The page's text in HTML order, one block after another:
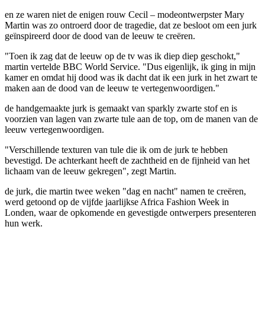
en ze waren niet de enigen rouw Cecil – modeontwerpster Mary
Martin was zo ontroerd door de tragedie, dat ze besloot om een jurk
geïnspireerd door de dood van de leeuw te creëren.
"Toen ik zag dat de leeuw op de tv was ik diep diep geschokt,"
martin vertelde BBC World Service. "Dus eigenlijk, ik ging in mijn
kamer en omdat hij dood was ik dacht dat ik een jurk in het zwart te
maken aan de dood van de leeuw te vertegenwoordigen."
de handgemaakte jurk is gemaakt van sparkly zwarte stof en is
voorzien van lagen van zwarte tule aan de top, om de manen van de
leeuw vertegenwoordigen.
"Verschillende texturen van tule die ik om de jurk te hebben
bevestigd. De achterkant heeft de zachtheid en de fijnheid van het
lichaam van de leeuw gekregen", zegt Martin.
de jurk, die martin twee weken "dag en nacht" namen te creëren,
werd getoond op de vijfde jaarlijkse Africa Fashion Week in
Londen, waar de opkomende en gevestigde ontwerpers presenteren
hun werk.